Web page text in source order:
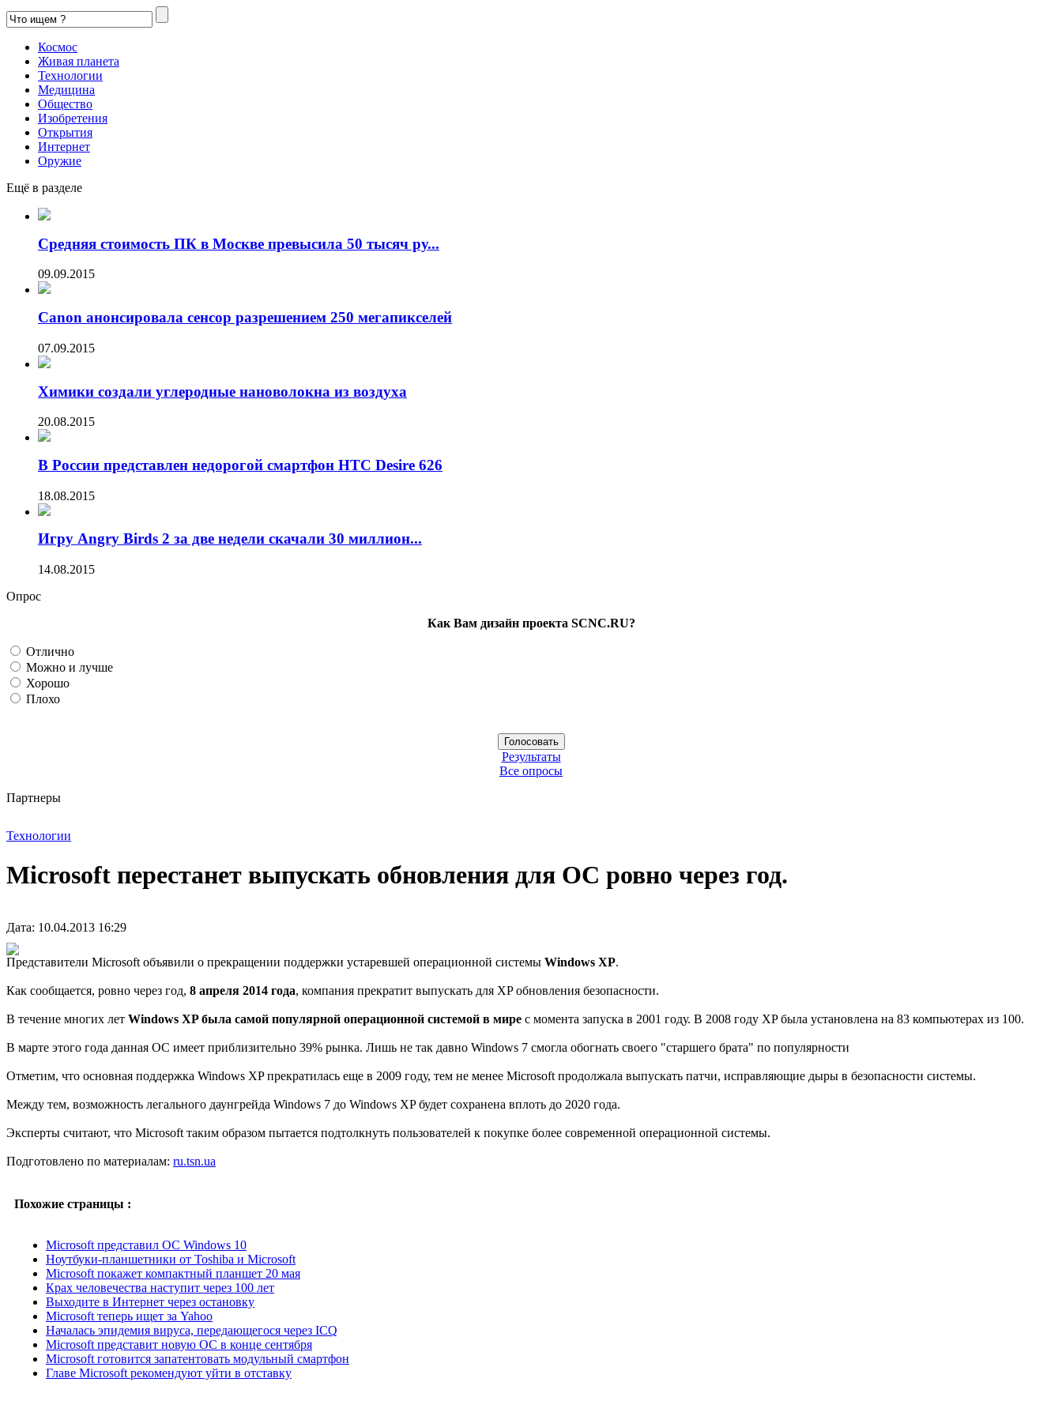
Космос
Живая планета
Технологии
Медицина
Общество
Изобретения
Открытия
Интернет
Оружие
Ещё в разделе
Средняя стоимость ПК в Москве превысила 50 тысяч ру...
09.09.2015
Canon анонсировала сенсор разрешением 250 мегапикселей
07.09.2015
Химики создали углеродные нановолокна из воздуха
20.08.2015
В России представлен недорогой смартфон HTC Desire 626
18.08.2015
Игру Angry Birds 2 за две недели скачали 30 миллион...
14.08.2015
Опрос
Как Вам дизайн проекта SCNC.RU?
Отлично
Можно и лучше
Хорошо
Плохо
Результаты
Все опросы
Партнеры
Технологии
Microsoft перестанет выпускать обновления для ОС ровно через год.
Дата: 10.04.2013 16:29
Представители Microsoft объявили о прекращении поддержки устаревшей операционной системы Windows XP.
Как сообщается, ровно через год, 8 апреля 2014 года, компания прекратит выпускать для XP обновления безопасности.
В течение многих лет Windows XP была самой популярной операционной системой в мире с момента запуска в 2001 году. В 2008 году XP была установлена на 83 компьютерах из 100.
В марте этого года данная ОС имеет приблизительно 39% рынка. Лишь не так давно Windows 7 смогла обогнать своего "старшего брата" по популярности
Отметим, что основная поддержка Windows XP прекратилась еще в 2009 году, тем не менее Microsoft продолжала выпускать патчи, исправляющие дыры в безопасности системы.
Между тем, возможность легального даунгрейда Windows 7 до Windows XP будет сохранена вплоть до 2020 года.
Эксперты считают, что Microsoft таким образом пытается подтолкнуть пользователей к покупке более современной операционной системы.
Подготовлено по материалам: ru.tsn.ua
Похожие страницы :
Microsoft представил ОС Windows 10
Ноутбуки-планшетники от Toshiba и Microsoft
Microsoft покажет компактный планшет 20 мая
Крах человечества наступит через 100 лет
Выходите в Интернет через остановку
Microsoft теперь ищет за Yahoo
Началась эпидемия вируса, передающегося через ICQ
Microsoft представит новую ОС в конце сентября
Microsoft готовится запатентовать модульный смартфон
Главе Microsoft рекомендуют уйти в отставку